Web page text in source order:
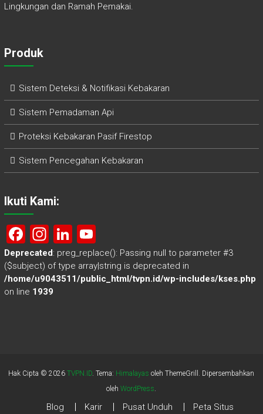
Lingkungan dan Ramah Pemakai.
Produk
Sistem Deteksi & Notifikasi Kebakaran
Sistem Pemadaman Api
Proteksi Kebakaran Pasif Firestop
Sistem Pencegahan Kebakaran
Ikuti Kami:
F
a
ce
b
In
st
a
gr
Li
nk
e
dI
Y
o
u
T
C
a
Deprecated: preg_replace(): Passing null to parameter #3
($subject) of type array|string is deprecated in
/home/u9043511/public_html/tvpn.id/wp-includes/kses.php
on line 1939
Hak Cipta © 2026TVPN.ID. Tema: Himalayas oleh ThemeGrill. Dipersembahkan
olehWordPress.
Blog Karir Pusat Unduh Peta Situs